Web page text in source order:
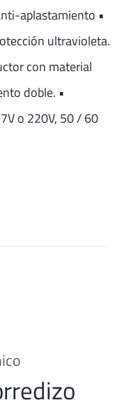
aplastamiento •
ultravioleta.
con material
doble. •
o 220V, 50 / 60